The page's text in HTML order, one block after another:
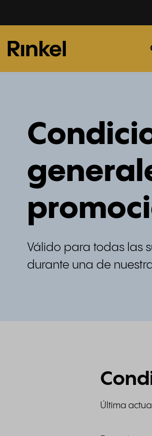
Válido para todas las
durante una de
Última